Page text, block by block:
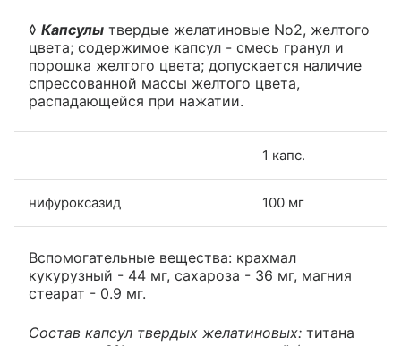
◊ Капсулы твердые желатиновые No2, желтого
цвета; содержимое капсул - смесь гранул и
порошка желтого цвета; допускается наличие
спрессованной массы желтого цвета,
распадающейся при нажатии.
1 капс.
нифуроксазид 100 мг
Вспомогательные вещества: крахмал
кукурузный - 44 мг, сахароза - 36 мг, магния
стеарат - 0.9 мг.
Состав капсул твердых желатиновых: титана